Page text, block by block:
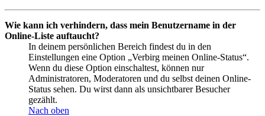
Wie kann ich verhindern, dass mein Benutzername in der
Online-Liste auftaucht?
In deinem persönlichen Bereich findest du in den
Einstellungen eine Option „Verbirg meinen Online-Status“.
Wenn du diese Option einschaltest, können nur
Administratoren, Moderatoren und du selbst deinen Online-
Status sehen. Du wirst dann als unsichtbarer Besucher
gezählt.
Nach oben